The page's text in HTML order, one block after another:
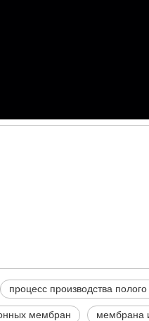
процесс производства
мембран мембрана